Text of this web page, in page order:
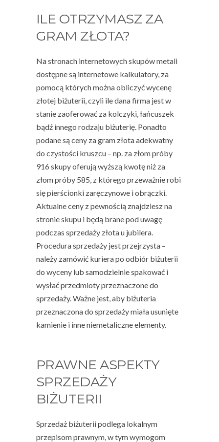
ILE OTRZYMASZ ZA
GRAM ZŁOTA?
Na stronach internetowych skupów metali
dostępne są internetowe kalkulatory, za
pomocą których można obliczyćwycenę
złotej biżuterii, czyli ile dana firma jest w
stanie zaoferować za kolczyki, łańcuszek
bądź innego rodzaju biżuterię. Ponadto
podane są ceny za gram złota adekwatny
do czystości kruszcu – np. za złom próby
916 skupy oferują wyższą kwotę niż za
złom próby 585, z którego przeważnie robi
się pierścionki zaręczynowe i obrączki.
Aktualne ceny z pewnością znajdziesz na
stronie skupu i będą brane pod uwagę
podczas sprzedaży złota u jubilera.
Procedura sprzedaży jest przejrzysta –
należy zamówić kuriera po odbiór biżuterii
do wyceny lub samodzielnie spakować i
wysłać przedmioty przeznaczone do
sprzedaży. Ważne jest, aby biżuteria
przeznaczona do sprzedaży miała usunięte
kamienie i inne niemetaliczne elementy.
PRAWNE ASPEKTY
SPRZEDAŻY
BIŻUTERII
Sprzedaż biżuterii podlega lokalnym
przepisom prawnym, w tym wymogom